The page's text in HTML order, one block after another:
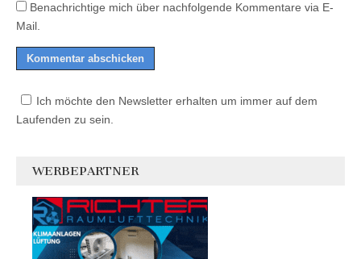
Benachrichtige mich über nachfolgende Kommentare via E-
Mail.
Ich möchte den Newsletter erhalten um immer auf dem
Laufenden zu sein.
WERBEPARTNER